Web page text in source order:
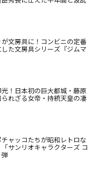
文房具に！コンビニの定番
た文房具シリーズ『ジムマ
！日本初の巨大都城・藤原
れざる女帝・持統天皇の凄
ャッコたちが昭和レトロな
サンリオキャラクターズ コ